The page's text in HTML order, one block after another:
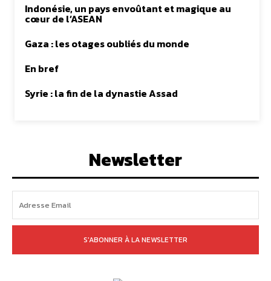
Indonésie, un pays envoûtant et magique au
cœur de l’ASEAN
Gaza : les otages oubliés du monde
En bref
Syrie : la fin de la dynastie Assad
Newsletter
S'ABONNER À LA NEWSLETTER